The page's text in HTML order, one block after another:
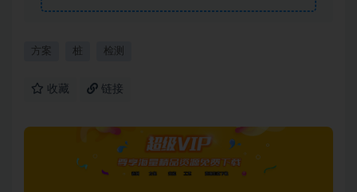
方案 桩 检测
收藏 链接